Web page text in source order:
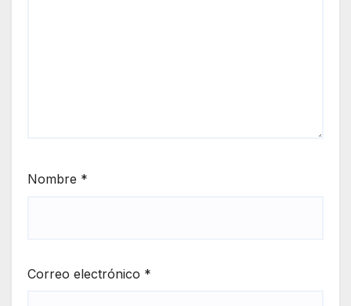
Nombre *
Correo electrónico *